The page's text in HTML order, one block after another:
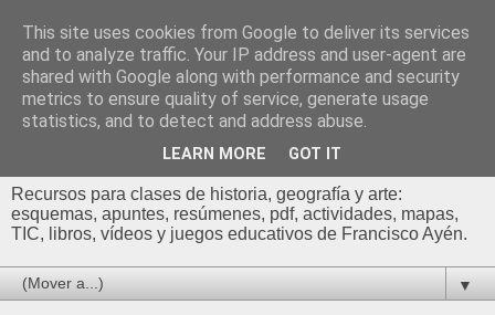
Profesor Francisco |
Recursos de Geografía,
Historia y Arte
Recursos para clases de historia, geografía y arte:
esquemas, apuntes, resúmenes, pdf, actividades, mapas,
TIC, libros, vídeos y juegos educativos de Francisco Ayén.
▼
This site uses cookies from Google to deliver its services
and to analyze traffic. Your IP address and user-agent are
shared with Google along with performance and security
metrics to ensure quality of service, generate usage
statistics, and to detect and address abuse.
LEARN MORE GOT IT